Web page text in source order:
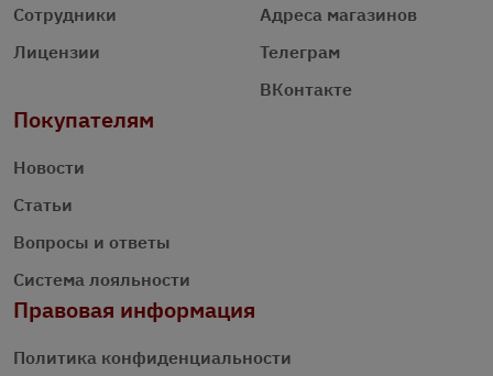
Сотрудники
Лицензии
Адреса магазинов
Телеграм
ВКонтакте
Покупателям
Новости
Статьи
Вопросы и ответы
Система лояльности
Правовая информация
Политика конфиденциальности